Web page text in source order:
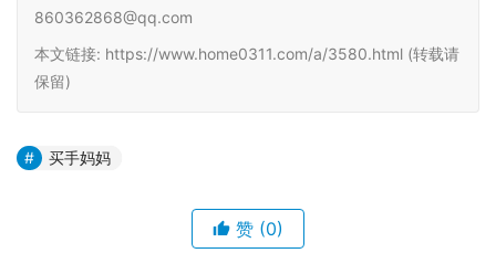
860362868@qq.com
本文链接: https://www.home0311.com/a/3580.html (转载请
保留)
买手妈妈
赞 (0)